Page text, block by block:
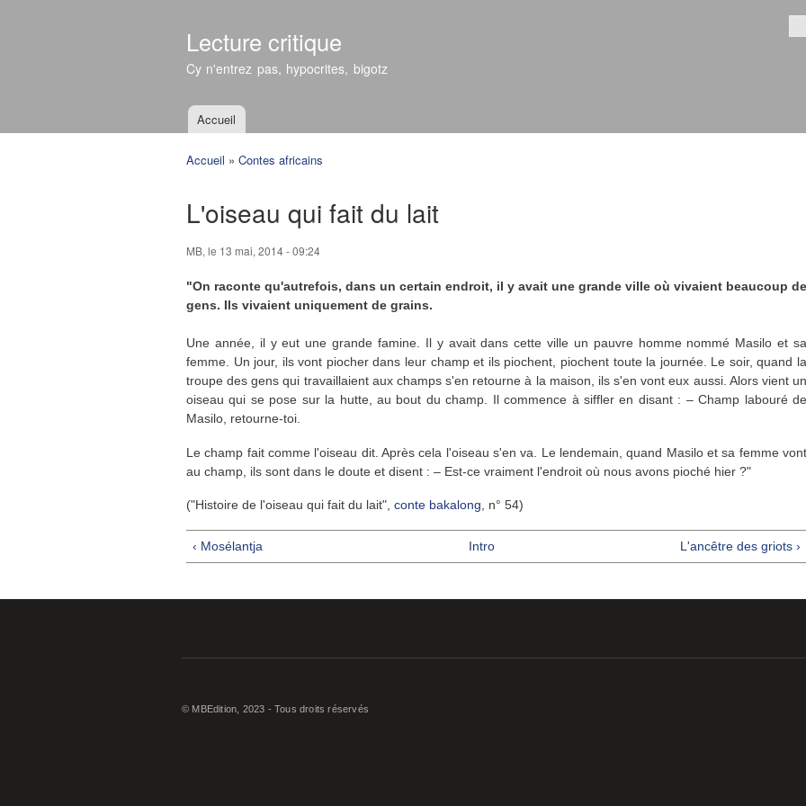
Lecture critique
Cy n'entrez pas, hypocrites, bigotz
Menu principal
Accueil
Accueil » Contes africains
L'oiseau qui fait du lait
MB, le 13 mai, 2014 - 09:24
"On raconte qu'autrefois, dans un certain endroit, il y avait une grande ville où vivaient beaucoup de
gens. Ils vivaient uniquement de grains.
Une année, il y eut une grande famine. Il y avait dans cette ville un pauvre homme nommé Masilo et sa
femme. Un jour, ils vont piocher dans leur champ et ils piochent, piochent toute la journée. Le soir, quand la
troupe des gens qui travaillaient aux champs s'en retourne à la maison, ils s'en vont eux aussi. Alors vient un
oiseau qui se pose sur la hutte, au bout du champ. Il commence à siffler en disant : – Champ labouré de
Masilo, retourne-toi.
Le champ fait comme l'oiseau dit. Après cela l'oiseau s'en va. Le lendemain, quand Masilo et sa femme vont
au champ, ils sont dans le doute et disent : – Est-ce vraiment l'endroit où nous avons pioché hier ?"
("Histoire de l'oiseau qui fait du lait", conte bakalong, n° 54)
‹ Mosélantja Intro L'ancêtre des griots ›
© MBEdition, 2023 - Tous droits réservés